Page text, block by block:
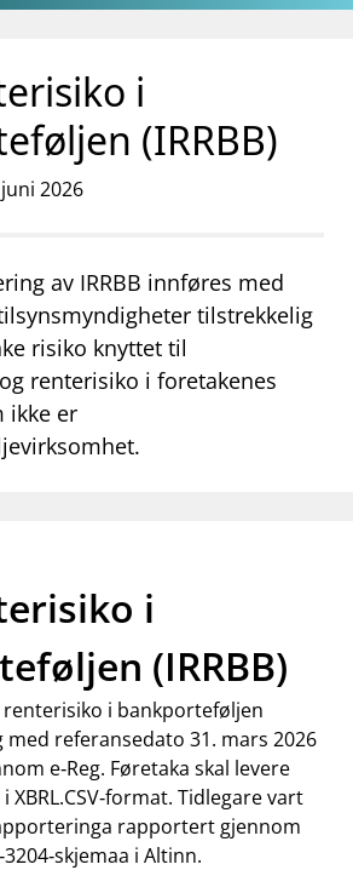
i
(IRRBB)
2026
av IRRBB innføres med
tilstrekkelig
risiko knyttet til
renterisiko i foretakenes
ikke er
i
(IRRBB)
i bankporteføljen
med referansedato 31. mars 2026
e‑Reg. Føretaka skal levere
XBRL.CSV‑format. Tidlegare vart
rapportert gjennom
i Altinn.